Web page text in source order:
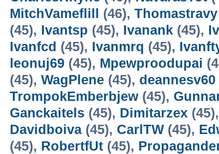
MitchVameflill
(46), Thomastravy
(45), Ivantsp (45), Ivanank (45),
Ivanfcd (45), Ivanmrq (45),
leonuj69 (45), Mpewproodupai
(45), WagPlene (45), deannesv60
TrompokEmberbjew (45),
Ganckaitels (45), Dimitarzex
Davidboiva(45), CarlTW(45),
(45), RobertfUt (45),